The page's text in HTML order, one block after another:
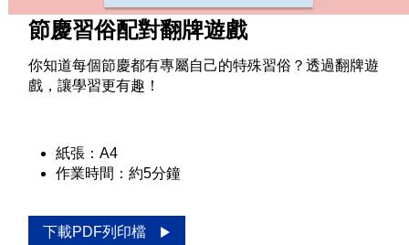
節慶習俗配對翻牌遊戲
你知道每個節慶都有專屬自己的特殊習俗？透過翻牌遊
戲，讓學習更有趣！
紙張：A4
作業時間：約5分鐘
下載PDF列印檔